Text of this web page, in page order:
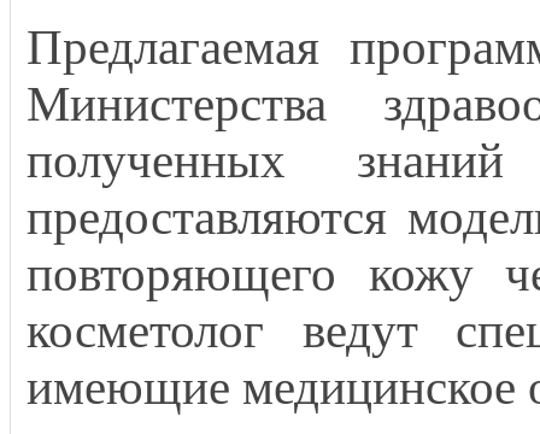
Предлагаемая
Министерства
полученных
предоставляются
повторяющего кожу
косметолог ведут
имеющие медицинское